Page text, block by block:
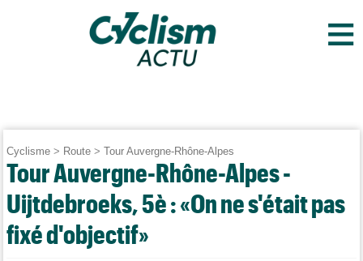
≡
Cyclisme > Route >Tour Auvergne-Rhône-Alpes
Tour Auvergne-Rhône-Alpes -
Uijtdebroeks, 5è : «On ne s'était pas
fixé d'objectif»